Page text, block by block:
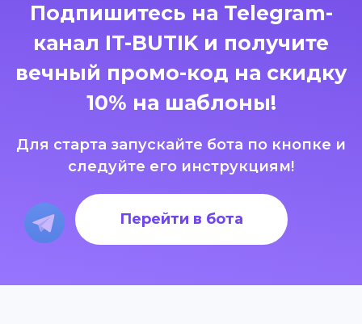
Подпишитесь на Telegram-
канал IT-BUTIK и получите
вечный промо-код на скидку
10% на шаблоны!
Для старта запускайте бота по кнопке и
следуйте его инструкциям!
Перейти в бота